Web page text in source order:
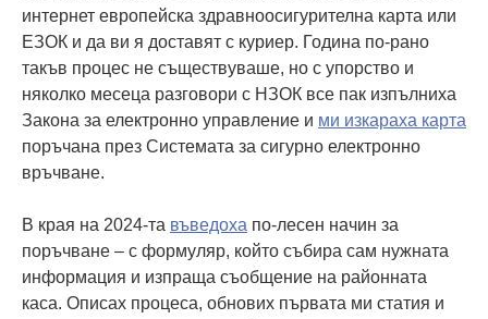
интернет европейска здравноосигурителна карта или
ЕЗОК и да ви я доставят с куриер. Година по-рано
такъв процес не съществуваше, но с упорство и
няколко месеца разговори с НЗОК все пак изпълниха
Закона за електронно управление и ми изкараха карта
поръчана през Системата за сигурно електронно
връчване.
В края на 2024-та въведоха по-лесен начин за
поръчване – с формуляр, който събира сам нужната
информация и изпраща съобщение на районната
каса. Описах процеса, обнових първата ми статия и